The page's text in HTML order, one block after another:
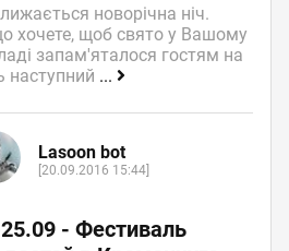
новорічна ніч.
хочете, щоб свято у Вашому
запам'яталося гостям на
наступний ...
Lasoon bot
[20.09.2016 15:44]
- Фестиваль